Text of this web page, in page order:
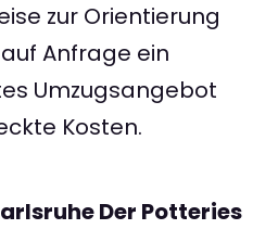
zur Orientierung
Anfrage ein
Umzugsangebot
Kosten.
Der Potteries